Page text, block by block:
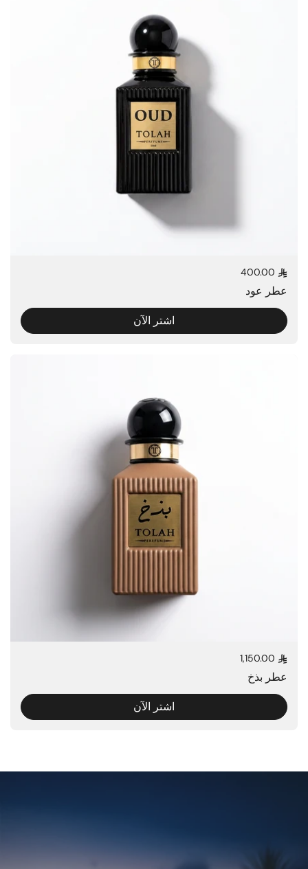
السعر العادي
عطر عود
اشتر الآن
السعر العادي
عطر بذخ
اشتر الآن